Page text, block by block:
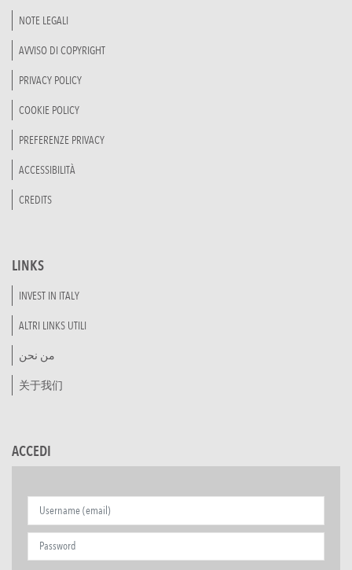
NOTE LEGALI
AVVISO DI COPYRIGHT
PRIVACY POLICY
COOKIE POLICY
PREFERENZE PRIVACY
ACCESSIBILITÀ
CREDITS
LINKS
INVEST IN ITALY
ALTRI LINKS UTILI
من نحن
关于我们
ACCEDI